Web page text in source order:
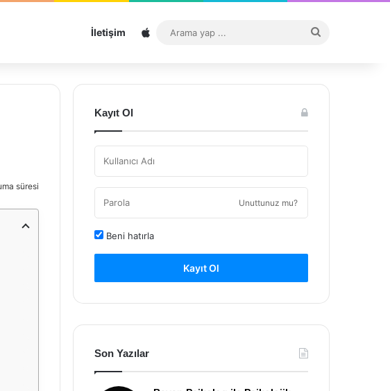
İletişim Sitemap
...
süresi
Kayıt Ol
Unuttunuz mu?
Beni hatırla
Kayıt Ol
Son Yazılar